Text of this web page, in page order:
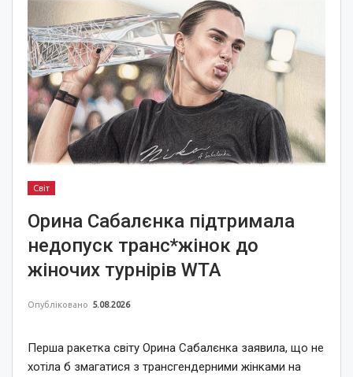
Світ
Орина Сабалєнка підтримала
недопуск транс*жінок до
жіночих турнірів WTA
Опубліковано 5.08.2026
Перша ракетка світу Орина Сабалєнка заявила, що не
хотіла б змагатися з трансгендерними жінками на